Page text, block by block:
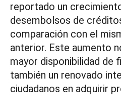
reportado un
desembolsos de
comparación con el
anterior. Este aumento
mayor disponibilidad de
también un renovado
ciudadanos en adquirir